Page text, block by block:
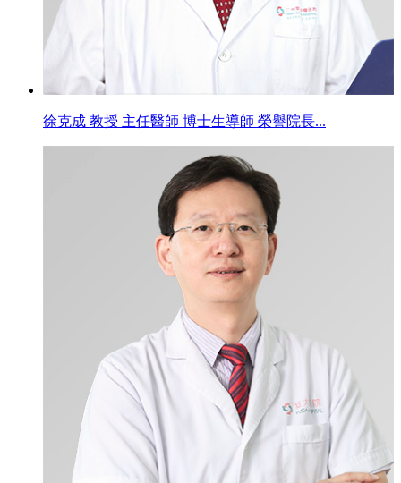
徐克成 教授 主任醫師 博士生導師 榮譽院長...